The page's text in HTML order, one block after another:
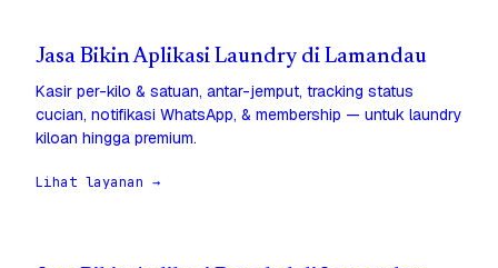
Jasa Bikin Aplikasi Laundry di Lamandau
Kasir per-kilo & satuan, antar-jemput, tracking status
cucian, notifikasi WhatsApp, & membership — untuk laundry
kiloan hingga premium.
Lihat layanan →